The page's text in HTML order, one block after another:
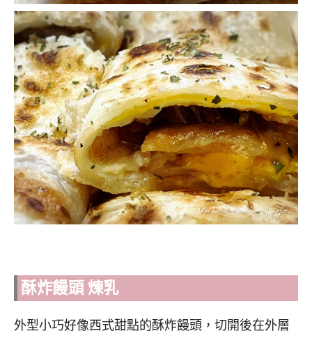
酥炸饅頭 煉乳
外型小巧好像西式甜點的酥炸饅頭，切開後在外層